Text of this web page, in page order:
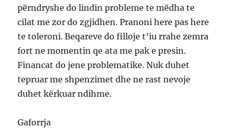
përndryshe do lindin probleme te mëdha te
cilat me zor do zgjidhen. Pranoni here pas here
te toleroni. Beqareve do filloje t’iu rrahe zemra
fort ne momentin qe ata me pak e presin.
Financat do jene problematike. Nuk duhet
tepruar me shpenzimet dhe ne rast nevoje
duhet kërkuar ndihme.
Gaforrja